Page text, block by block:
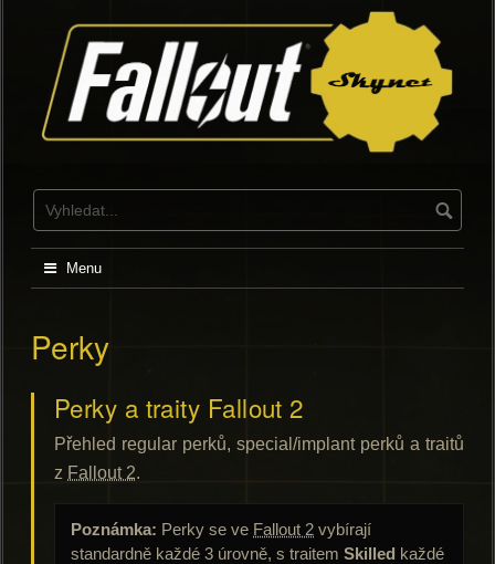
Menu
Perky
Perky a traity Fallout 2
Přehled regular perků, special/implant perků a traitů
z Fallout 2.
Poznámka: Perky se ve Fallout 2 vybírají
standardně každé 3 úrovně, s traitem Skilled každé